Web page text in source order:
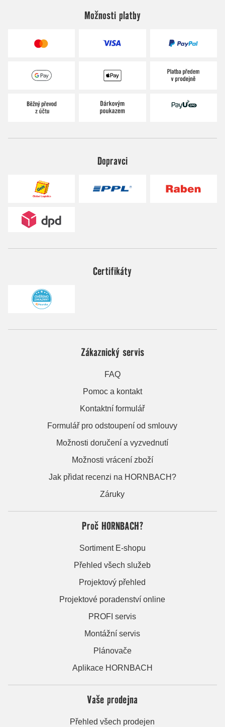
Možnosti platby
Dopravci
Certifikáty
Zákaznický servis
FAQ
Pomoc a kontakt
Kontaktní formulář
Formulář pro odstoupení od smlouvy
Možnosti doručení a vyzvednutí
Možnosti vrácení zboží
Jak přidat recenzi na HORNBACH?
Záruky
Proč HORNBACH?
Sortiment E-shopu
Přehled všech služeb
Projektový přehled
Projektové poradenství online
PROFI servis
Montážní servis
Plánovače
Aplikace HORNBACH
Vaše prodejna
Přehled všech prodejen